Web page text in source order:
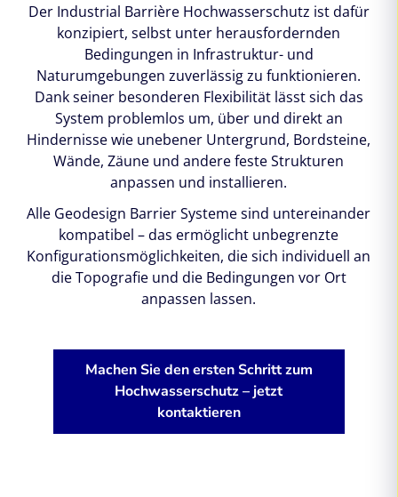
Der Industrial Barrière Hochwasserschutz ist dafür
konzipiert, selbst unter herausfordernden
Bedingungen in Infrastruktur- und
Naturumgebungen zuverlässig zu funktionieren.
Dank seiner besonderen Flexibilität lässt sich das
System problemlos um, über und direkt an
Hindernisse wie unebener Untergrund, Bordsteine,
Wände, Zäune und andere feste Strukturen
anpassen und installieren.
Alle Geodesign Barrier Systeme sind untereinander
kompatibel – das ermöglicht unbegrenzte
Konfigurationsmöglichkeiten, die sich individuell an
die Topografie und die Bedingungen vor Ort
anpassen lassen.
Machen Sie den ersten Schritt zum
Hochwasserschutz – jetzt
kontaktieren